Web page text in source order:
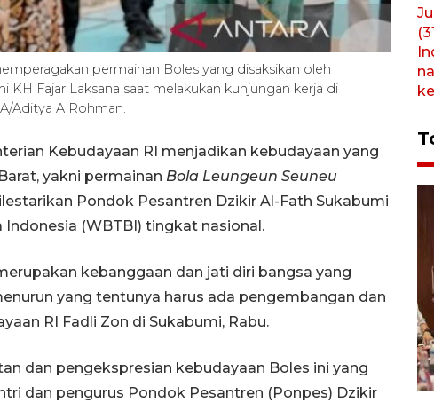
permainan Boles yang disaksikan oleh
Fajar Laksana saat melakukan kunjungan kerja di
Aditya A Rohman.
Kebudayaan RI menjadikan kebudayaan yang
yakni permainan Bola Leungeun Seuneu
Pondok Pesantren Dzikir Al-Fath Sukabumi
(WBTBI) tingkat nasional.
kebanggaan dan jati diri bangsa yang
yang tentunya harus ada pengembangan dan
RI Fadli Zon di Sukabumi, Rabu.
dan pengekspresian kebudayaan Boles ini yang
dan pengurus Pondok Pesantren (Ponpes) Dzikir